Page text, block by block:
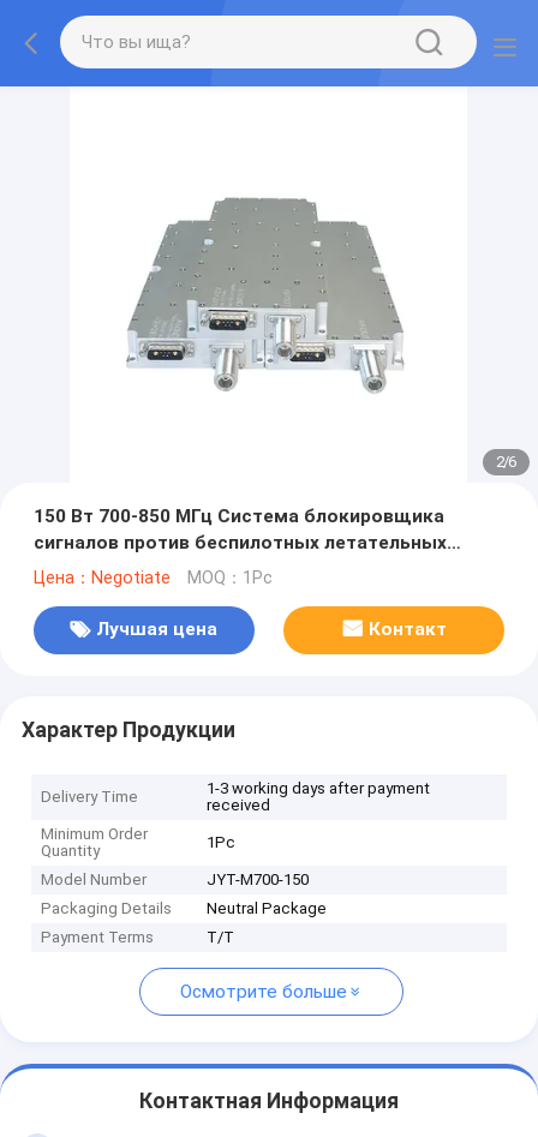
2/6
150 Вт 700-850 МГц Система блокировщика
сигналов против беспилотных летательных
аппаратов Модуль блокировщика сигналов GPS
изоляции
Цена：Negotiate MOQ：1Pc
Лучшая цена Контакт
Характер Продукции
Delivery Time
1-3 working days after payment
received
Minimum Order
Quantity
1Pc
Model Number
JYT-M700-150
Packaging Details
Neutral Package
Payment Terms
T/T
Осмотрите больше
Контактная Информация